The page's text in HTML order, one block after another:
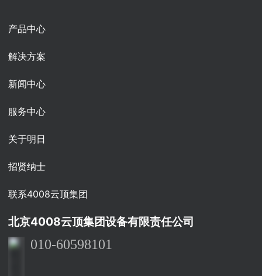
产品中心
解决方案
新闻中心
服务中心
关于明日
招贤纳士
联系4008云顶集团
北京4008云顶集团设备有限责任公司
010-60598101